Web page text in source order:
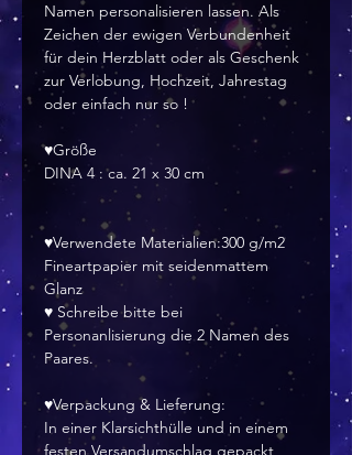
Namen personalisieren lassen. Als
Zeichen der ewigen Verbundenheit
für dein Herzblatt oder als Geschenk
zur Verlobung, Hochzeit, Jahrestag
oder einfach nur so !
♥Größe
DINA 4 : ca. 21 x 30 cm
♥Verwendete Materialien:300 g/m2
Fineartpapier mit seidenmattem
Glanz
♥ Schreibe bitte bei
Personanlisierung die 2 Namen des
Paares.
♥Verpackung & Lieferung:
In einer Klarsichthülle und in einem
festen Versandumschlag gepackt